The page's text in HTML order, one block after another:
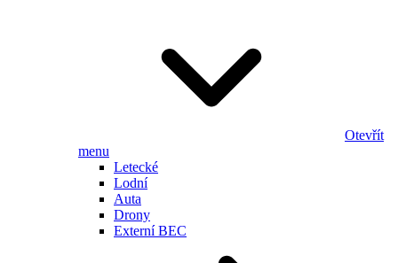
Otevřít
menu
Letecké
Lodní
Auta
Drony
Externí BEC